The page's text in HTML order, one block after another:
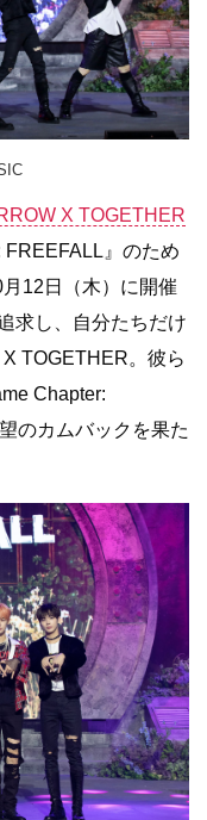
X TOGETHER
FREEFALL』のため
12日（木）に開催
求し、自分たちだけ
TOGETHER。彼ら
Chapter:
のカムバックを果た